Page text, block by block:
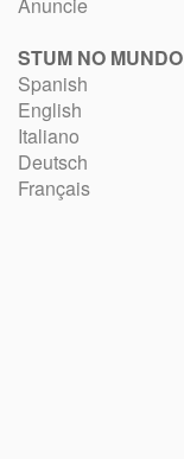
STUM NO MUNDO
Spanish
English
Italiano
Deutsch
Français